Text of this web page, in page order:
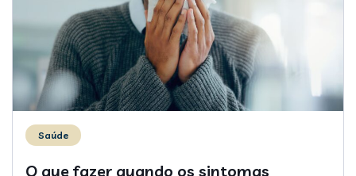
Saúde
O que fazer quando os sintomas